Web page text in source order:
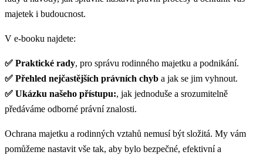
majetek i budoucnost.
V e-booku najdete:
✅ Praktické rady, pro správu rodinného majetku a podnikání.
✅ Přehled nejčastějších právních chyb a jak se jim vyhnout.
✅ Ukázku našeho přístupu:, jak jednoduše a srozumitelně
předáváme odborné právní znalosti.
Ochrana majetku a rodinných vztahů nemusí být složitá. My vám
pomůžeme nastavit vše tak, aby bylo bezpečné, efektivní a